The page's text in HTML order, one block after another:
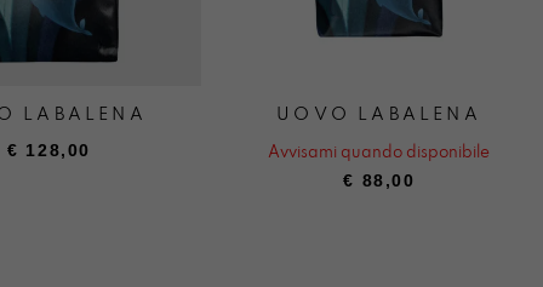
LABALENA
€ 128,00
UOVO LABALENA
Avvisami quando disponibile
€ 88,00